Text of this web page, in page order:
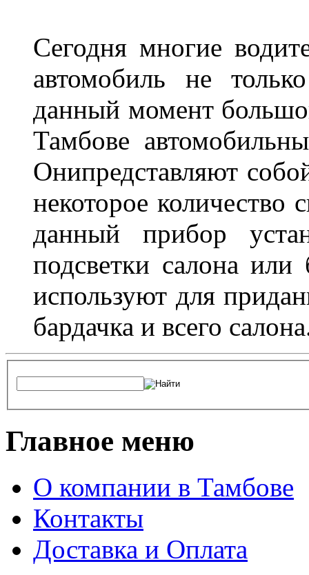
Сегодня многие
автомобиль не
данный момент
Тамбове
Онипредставляют
некоторое количество
данный прибор
подсветки салона
используют для
бардачка и всего
Главное меню
О компании в Тамбове
Контакты
Доставка и Оплата